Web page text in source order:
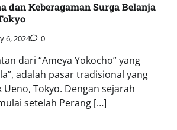
dan Keberagaman Surga Belanja
6, 2024 0
dari “Ameya Yokocho” yang
adalah pasar tradisional yang
Tokyo. Dengan sejarah
setelah Perang […]